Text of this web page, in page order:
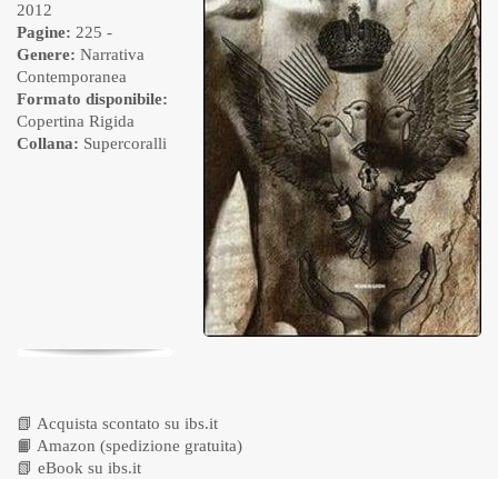
2012
Pagine: 225 -
Genere: Narrativa
Contemporanea
Formato disponibile:
Copertina Rigida
Collana: Supercoralli
📗 Acquista scontato su ibs.it
📙 Amazon (spedizione gratuita)
📗 eBook su ibs.it